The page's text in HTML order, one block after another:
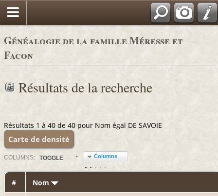
Généalogie de la famille Méresse et
Facon
Résultats de la recherche
Résultats 1 à 40 de 40 pour Nom égal DE SAVOIE
Carte de densité
COLUMN S: TOGGLE Columns
# Nom